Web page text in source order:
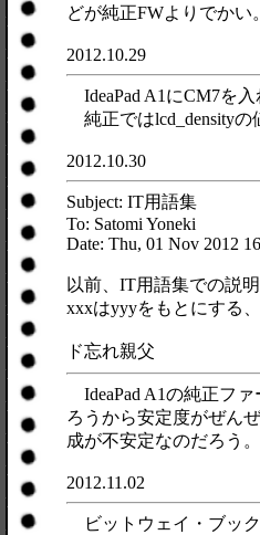
どが純正FWよりでかい
2012.10.29
IdeaPad A1にCM7を
純正ではlcd_densityの
2012.10.30
Subject: IT用語集
To: Satomi Yoneki
Date: Thu, 01 Nov 2012
以前、IT用語集での説
xxxはyyyをもとにする
ド忘れ親父
IdeaPad A1の純正フ
ろうから安定度がぜん
成が不安定なのだろう
2012.11.02
ビットウェイ・ブック